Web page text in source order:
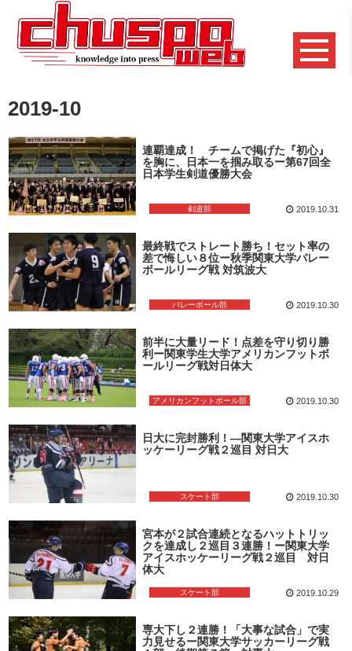
2019-10
剣道部
連覇達成！ チームで掲げた『初心』
を胸に、日本一を掴み取るー第67回全
日本学生剣道優勝大会
2019.10.31
バレーボール部
最終戦でストレート勝ち！セット率の
差で悔しい８位ー秋季関東大学バレー
ボールリーグ戦 対筑波大
2019.10.30
アメリカンフットボール部
前半に大量リード！点差を守り切り勝
利ー関東学生大学アメリカンフットボ
ールリーグ戦対日体大
2019.10.30
スケート部
日大に完封勝利！―関東大学アイスホ
ッケーリーグ戦２巡目 対日大
2019.10.30
スケート部
宮本が２試合連続となるハットトリッ
クを達成し２巡目３連勝！ー関東大学
アイスホッケーリーグ戦２巡目 対日
体大
2019.10.29
専大下し２連勝！「大事な試合」で実
力見せるー関東大学サッカーリーグ戦